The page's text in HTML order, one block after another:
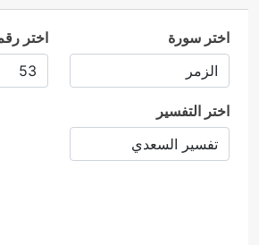
اختر سورة اختر
اختر التفسير